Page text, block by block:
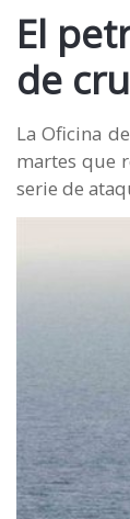
El
de
La Oficina
martes que
serie de